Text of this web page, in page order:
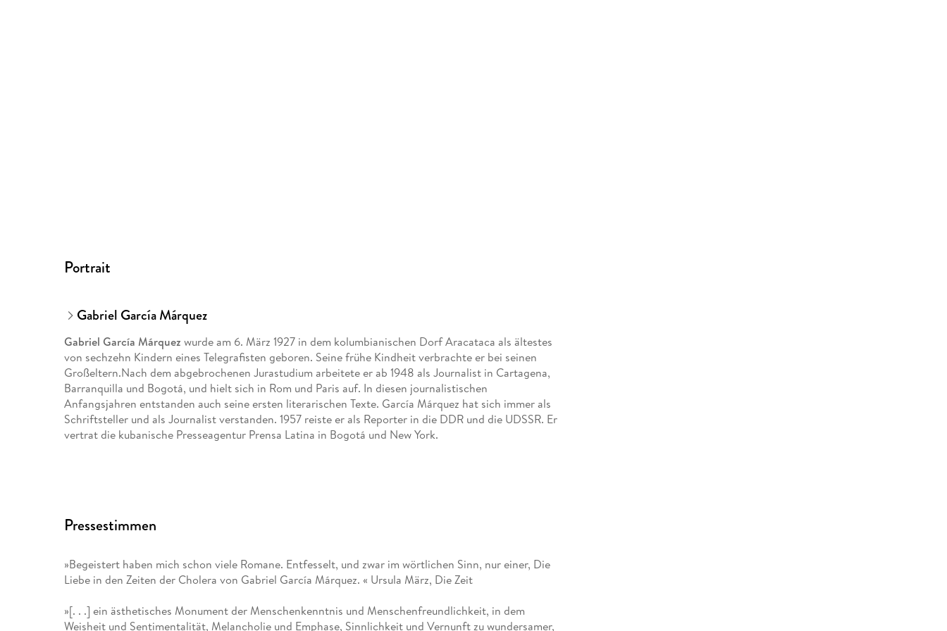
Portrait
Gabriel García Márquez
Gabriel García Márquez wurde am 6. März 1927 in dem kolumbianischen Dorf Aracataca als ältestes
von sechzehn Kindern eines Telegrafisten geboren. Seine frühe Kindheit verbrachte er bei seinen
Großeltern.Nach dem abgebrochenen Jurastudium arbeitete er ab 1948 als Journalist in Cartagena,
Barranquilla und Bogotá, und hielt sich in Rom und Paris auf. In diesen journalistischen
Anfangsjahren entstanden auch seine ersten literarischen Texte. García Márquez hat sich immer als
Schriftsteller und als Journalist verstanden. 1957 reiste er als Reporter in die DDR und die UDSSR. Er
vertrat die kubanische Presseagentur Prensa Latina in Bogotá und New York.
1982 erhielt Gabriel García Márquez den Nobelpreis für Literatur.
Gabriel García Márquez, der ständig gegen Korruption und Drogenkriminalität in Kolumbien
ankämpfte, war ein langjähriger Freund von Fidel Castro und bekennender Sozialist. Er hat ein
umfangreiches erzählerisches und journalistisches Werk vorgelegt und gilt als einer der
bedeutendsten und erfolgreichsten Schriftsteller der Welt.
Pressestimmen
»Begeistert haben mich schon viele Romane. Entfesselt, und zwar im wörtlichen Sinn, nur einer, Die
Liebe in den Zeiten der Cholera von Gabriel García Márquez. « Ursula März, Die Zeit
»[. . .] ein ästhetisches Monument der Menschenkenntnis und Menschenfreundlichkeit, in dem
Weisheit und Sentimentalität, Melancholie und Emphase, Sinnlichkeit und Vernunft zu wundersamer,